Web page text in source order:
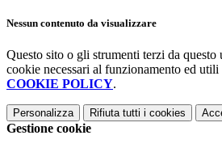
Nessun contenuto da visualizzare
Questo sito o gli strumenti terzi da
cookie necessari al funzionamento ed
COOKIE POLICY.
Personalizza Rifiuta tutti i cookies
Gestione cookie